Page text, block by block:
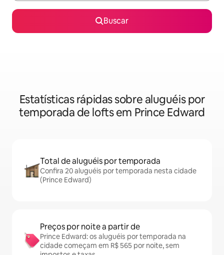
Buscar
Estatísticas rápidas sobre aluguéis por
temporada de lofts em Prince Edward
Total de aluguéis por temporada
Confira 20 aluguéis por temporada nesta cidade
(Prince Edward)
Preços por noite a partir de
Prince Edward: os aluguéis por temporada na
cidade começam em R$ 565 por noite, sem